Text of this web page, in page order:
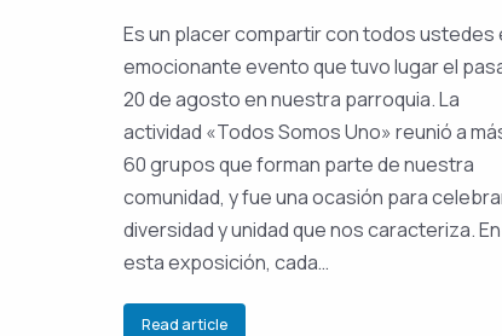
Es un placer compartir con todos ustedes
emocionante evento que tuvo lugar el
20 de agosto en nuestra parroquia. La
actividad «Todos Somos Uno» reunió a
60 grupos que forman parte de nuestra
comunidad, y fue una ocasión para
diversidad y unidad que nos caracteriza. En
esta exposición, cada…
Read article